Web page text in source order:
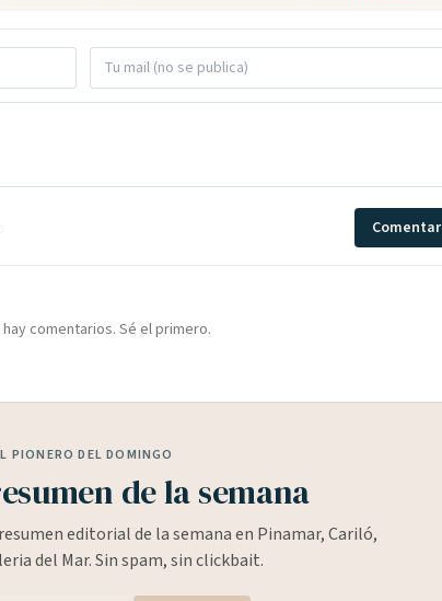
Comentar
hay comentarios. Sé el primero.
PIONERO DEL DOMINGO
de la semana
editorial de la semana en Pinamar, Cariló,
del Mar. Sin spam, sin clickbait.